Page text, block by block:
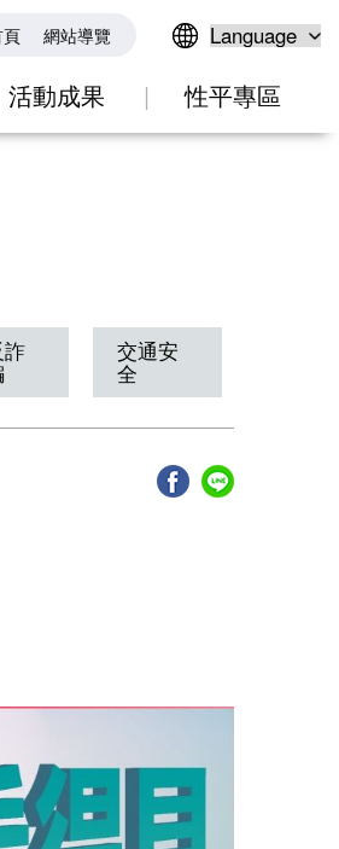
網站導覽
活動成果 性平專區
詐 交通安
全